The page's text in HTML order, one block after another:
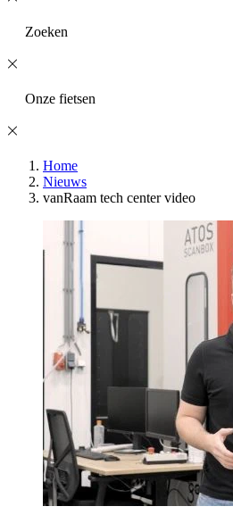
Zoeken
Onze fietsen
Home
Nieuws
vanRaam tech center video